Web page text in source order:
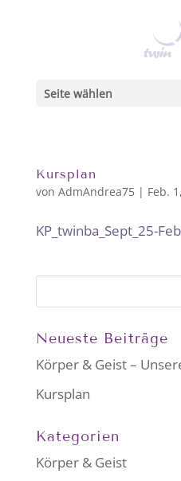
Seite wählen
Kursplan
von AdmAndrea75| Feb.
KP_twinba_Sept_25-
Neueste Beiträge
Körper & Geist –
Kursplan
Kategorien
Körper & Geist